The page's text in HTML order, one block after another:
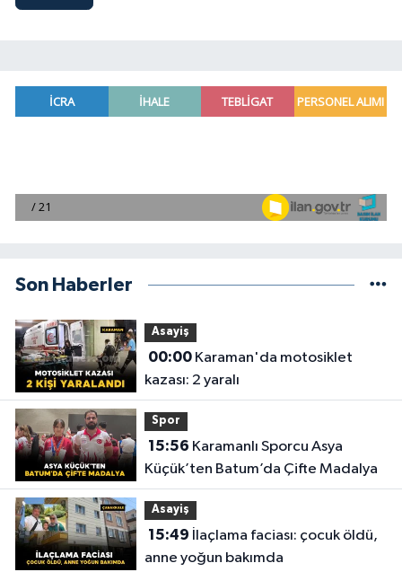
Son Haberler
Asayiş
00:00Karaman'da motosiklet
kazası: 2 yaralı
Spor
15:56
Küçük’ten Batum’da Çifte Madalya
Asayiş
15:49
anne yoğun bakımda